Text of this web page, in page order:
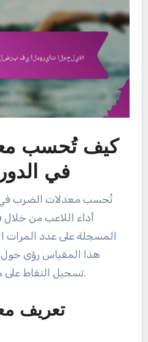
كيف تُحسب
في
تُحسب معدلات الضرب في
أداء اللاعب من
المسجلة على عدد المرات
هذا المقياس رؤى حول
تسجيل النقاط على مدى سلسلة من المباريات.
تعريف